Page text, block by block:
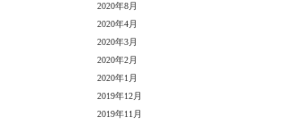
2020年8月
2020年4月
2020年3月
2020年2月
2020年1月
2019年12月
2019年11月